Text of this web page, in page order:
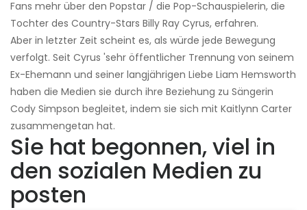
Fans mehr über den Popstar / die Pop-Schauspielerin, die
Tochter des Country-Stars Billy Ray Cyrus, erfahren.
Aber in letzter Zeit scheint es, als würde jede Bewegung
verfolgt. Seit Cyrus 'sehr öffentlicher Trennung von seinem
Ex-Ehemann und seiner langjährigen Liebe Liam Hemsworth
haben die Medien sie durch ihre Beziehung zu Sängerin
Cody Simpson begleitet, indem sie sich mit Kaitlynn Carter
zusammengetan hat.
Sie hat begonnen, viel in
den sozialen Medien zu
posten